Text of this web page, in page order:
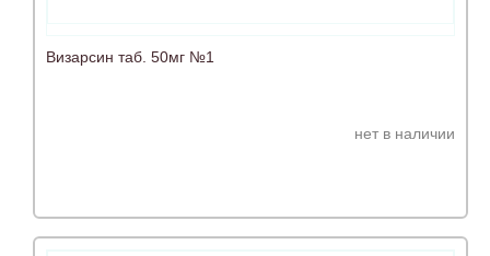
Визарсин таб. 50мг №1
нет в наличии